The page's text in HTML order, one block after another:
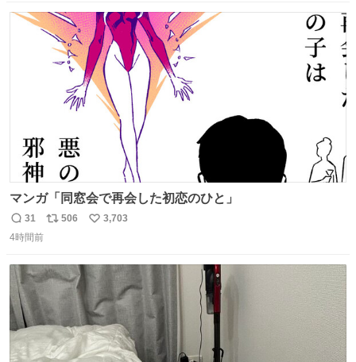
ト
数
数
マンガ「同窓会で再会した初恋のひと」
返
信
31
リ
ト
506
い
数
3,703
4時間前